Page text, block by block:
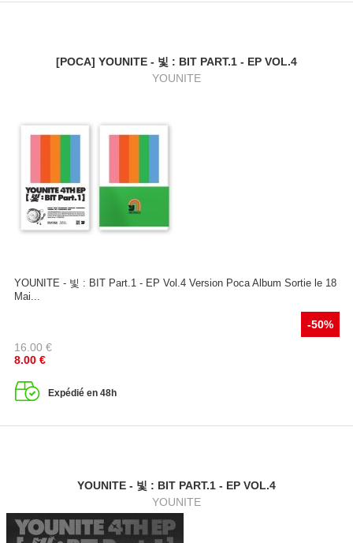
[POCA] YOUNITE - 빛 : BIT PART.1 - EP VOL.4
YOUNITE
YOUNITE - 빛 : BIT Part.1 - EP Vol.4 Version Poca Album Sortie le 18
Mai...
-50%
16.00 €
8.00 €
Expédié en 48h
YOUNITE - 빛 : BIT PART.1 - EP VOL.4
YOUNITE